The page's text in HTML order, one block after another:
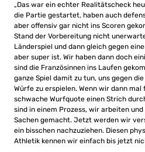
„Das war ein echter Realitätscheck
die Partie gestartet, haben auch
aber offensiv gar nicht ins Scoren
Stand der Vorbereitung nicht
Länderspiel und dann gleich gegen
aber super ist. Wir haben dann doch
sind die Französinnen ins Laufen
ganze Spiel damit zu tun, uns gegen
Würfe zu erspielen. Wenn wir dann
schwache Wurfquote einen Strich
sind in einem Prozess, wir arbeiten
Sachen gemacht. Jetzt werden wir
ein bisschen nachzuziehen. Diesen
Athletik kennen wir einfach bis jetzt